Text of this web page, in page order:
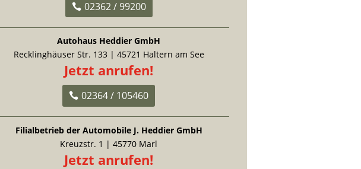
02362 / 99200
Autohaus Heddier GmbH
Recklinghäuser Str. 133 | 45721 Haltern am See
Jetzt anrufen!
02364 / 105460
Filialbetrieb der Automobile J. Heddier GmbH
Kreuzstr. 1 | 45770 Marl
Jetzt anrufen!